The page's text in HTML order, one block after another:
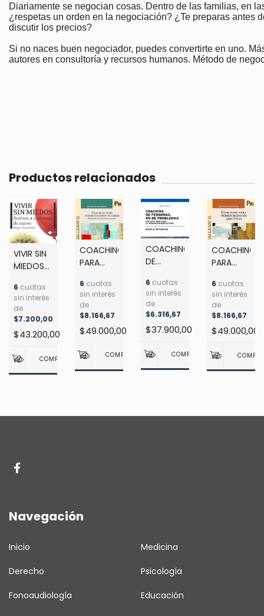
Diariamente se negocian cosas. Dentro de las familias, en
¿respetas un orden en la negociación? ¿Te preparas antes
discutir los precios?
Si no naces buen negociador, puedes convertirte en uno.
autores en consultoría y recursos humanos. Método de
Productos relacionados
VIVIR SIN
MIEDOS
A
COMENZAR
DE
NUEVO -
FERNÁNDEZ,
SERGIO
6 cuotas
sin interés
de
$7.200,00
$43.200,00
COACHING
PARA
EN CRISIS
-
PERSONAS
&
ORGANIZACIONES
-
GALLEANI
G.
6 cuotas
sin interés
de
$8.166,67
$49.000,00
COACHING
DE
NO DE
PROBLEMAS
-
REYNOLDS,
MARCIA
6 cuotas
sin interés
de
$6.316,67
$37.900,00
COACHING
PARA
ADICTIVAS
-
GALLEANI
G.
6 cuotas
sin interés
de
$8.166,67
$49.000,00
Navegación
Inicio Medicina
Derecho Psicología
Fonoaudiología Educación